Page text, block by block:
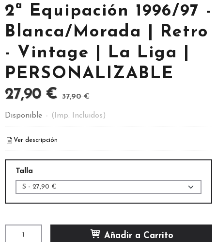
2ª Equipación 1996/97 -
Blanca/Morada | Retro
- Vintage | La Liga |
PERSONALIZABLE
27,90 € 37,90 €
Disponible - (Imp. Incluidos)
Ver descripción
Talla
Añadir a Carrito